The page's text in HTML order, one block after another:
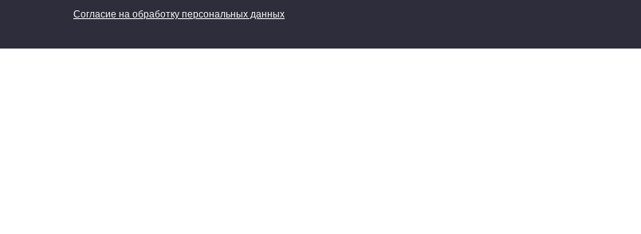
Согласие на обработку персональных данных